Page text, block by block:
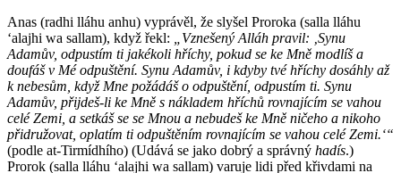
Anas (radhi lláhu anhu) vyprávěl, že slyšel Proroka (salla lláhu
ʻalajhi wa sallam), když řekl:
„Vznešený Alláh pravil: ‚Synu
Adamův, odpustím ti jakékoli hříchy, pokud se ke Mně modlíš a
doufáš v Mé odpuštění. Synu Adamův, i kdyby tvé hříchy dosáhly až
k nebesům, když Mne požádáš o odpuštění, odpustím ti. Synu
Adamův, přijdeš-li ke Mně s nákladem hříchů rovnajícím se vahou
celé Zemi, a setkáš se se Mnou a nebudeš ke Mně ničeho a nikoho
přidružovat, oplatím ti odpuštěním rovnajícím se vahou celé Zemi.‘“
(podle at-Tirmídhího) (Udává se jako dobrý a správný hadís.)
Prorok (salla lláhu ʻalajhi wa sallam) varuje lidi před křivdami na